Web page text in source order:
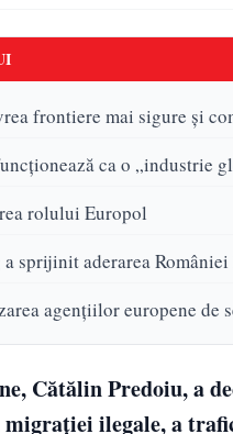
frontiere mai sigure și
ca o „industrie
rolului Europol
sprijinit aderarea României
agențiilor europene de
Cătălin Predoiu, a
ilegale, a